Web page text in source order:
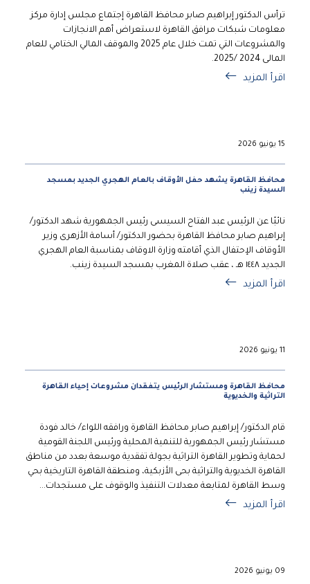
ترأس الدكتور إبراهيم صابر محافظ القاهرة إجتماع مجلس إدارة مركز
معلومات شبكات مرافق القاهرة لاستعراض أهم الانجازات
والمشروعات التي تمت خلال عام 2025 والموقف المالي الختامي للعام
المالى 2024 /2025.
اقرأ المزيد
15 يونيو 2026
محافظ القاهرة يشهد حفل الأوقاف بالعام الهجري الجديد بمسجد
السيدة زينب
نائبًا عن الرئيس عبد الفتاح السيسى رئيس الجمهورية شهد الدكتور/
إبراهيم صابر محافظ القاهرة بحضور الدكتور/ أسامة الأزهرى وزير
الأوقاف الإحتفال الذي أقامته وزارة الاوقاف بمناسبة العام الهجري
الجديد ١٤٤٨ هـ ، عقب صلاة المغرب بمسجد السيدة زينب.
اقرأ المزيد
11 يونيو 2026
محافظ القاهرة ومستشار الرئيس يتفقدان مشروعات إحياء القاهرة
التراثية والخديوية
قام الدكتور/ إبراهيم صابر محافظ القاهرة ورافقه اللواء/ خالد فودة
مستشار رئيس الجمهورية للتنمية المحلية ورئيس اللجنة القومية
لحماية وتطوير القاهرة التراثية بجولة تفقدية موسعة بعدد من مناطق
القاهرة الخديوية والتراثية بحى الأزبكية، ومنطقة القاهرة التاريخية بحي
وسط القاهرة لمتابعة معدلات التنفيذ والوقوف على مستجدات...
اقرأ المزيد
09 يونيو 2026